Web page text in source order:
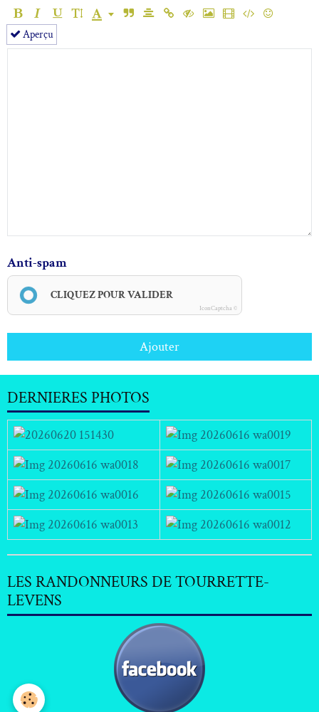
Aperçu
Anti-spam
CLIQUEZ POUR VALIDER
IconCaptcha ©
Ajouter
DERNIERES PHOTOS
LES RANDONNEURS DE TOURRETTE-
LEVENS